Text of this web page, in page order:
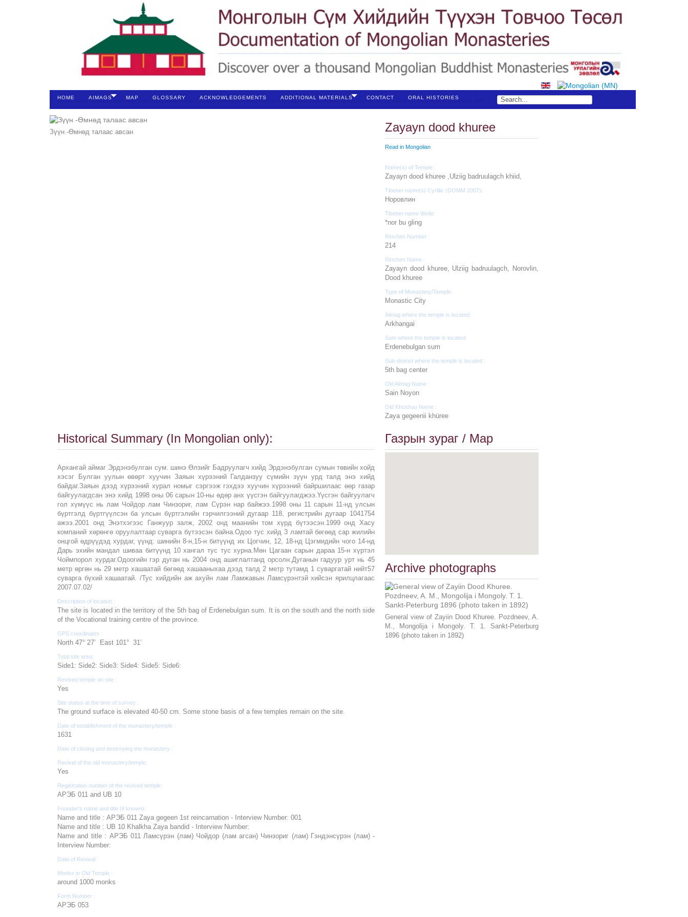
HOME AIMAGS MAP GLOSSARY ACKNOWLEDGEMENTS ADDITIONAL MATERIALS CONTACT ORAL HISTORIES
Зүүн -Өмнөд талаас авсан Zayayn dood khuree
Read in Mongolian
Name(s) of Temple :
Zayayn dood khuree ,Ulziig badruulagch khiid,
Tibetan name(s) Cyrillic (DOMM 2007):
Норовлин
Tibetan name Wylie:
*nor bu gling
Rinchen Number :
214
Rinchen Name :
Zayayn dood khuree, Ulziig badruulagch, Norovlin,
Dood khuree
Type of Monastery/Temple:
Monastic City
Aimag where the temple is located:
Arkhangai
Sum where the temple is located:
Erdenebulgan sum
Sub-district where the temple is located :
5th bag center
Old Aimag Name :
Sain Noyon
Old Khoshuu Name :
Zaya gegeenii khüree
Historical Summary (In Mongolian only):
Архангай аймаг Эрдэнэбулган сум. шинэ Өлзийг Бадруулагч хийд Эрдэнэбулган сумын төвийн хойд
хэсэг Булган уулын өвөрт хуучин Заяын хүрээний Галданзуу сүмийн зүүн урд талд энэ хийд
байдаг.Заяын дээд хүрээний хурал номыг сэргээж гэхдээ хуучин хүрээний байршилаас өөр газар
байгуулагдсан энэ хийд 1998 оны 06 сарын 10-ны өдөр анх үүсгэн байгуулагджээ.Үүсгэн байгуулагч
гол хүмүүс нь лам Чойдор лам Чинзориг, лам Сүрэн нар байжээ.1998 оны 11 сарын 11-нд улсын
бүртгэлд бүртгүүлсэн ба улсын бүртгэлийн гэрчилгээний дугаар 118, регистрийн дугаар 1041754
ажээ.2001 онд Энэтхэгээс Ганжуур залж, 2002 онд маанийн том хүрд бүтээсэн.1999 онд Хасу
компаний хөрөнгө оруулалтаар суварга бүтээсэн байна.Одоо тус хийд 3 ламтай бөгөөд сар жилийн
онцгой өдрүүдэд хурдаг, үүнд: шинийн 8-н,15-н битүүнд их Цогчин, 12, 18-нд Цэгмидийн чого 14-нд
Дарь эхийн мандал шиваа битүүнд 10 хангал тус тус хурна.Мөн Цагаан сарын дараа 15-н хүртэл
Чоймпорол хурдаг.Одоогийн гэр дуган нь 2004 онд ашиглалтанд орсолн.Дуганын гадуур урт нь 45
метр өргөн нь 29 метр хашаатай бөгөөд хашааныхаа дээд талд 2 метр тутамд 1 суваргатай нийт57
суварга бүхий хашаатай. /Тус хийдийн аж ахуйн лам Ламжавын Ламсүрэнтэй хийсэн ярилцлагаас
2007.07.02/
Description of location :
The site is located in the territory of the 5th bag of Erdenebulgan sum. It is on the south and the north side
of the Vocational training centre of the province.
GPS coordinates :
North 47° 27’ East 101° 31’
Total site area:
Side1: Side2: Side3: Side4: Side5: Side6:
Revived temple on site :
Yes
Site status at the time of survey :
The ground surface is elevated 40-50 cm. Some stone basis of a few temples remain on the site.
Date of establishment of the monastery/temple :
1631
Date of closing and destroying the monastery :
Revival of the old monastery/temple:
Yes
Registration number of the revived temple:
АРЭБ 011 and UB 10
Founder's name and title (if known):
Name and title : АРЭБ 011 Zaya gegeen 1st reincarnation - Interview Number: 001
Name and title : UB 10 Khalkha Zaya bandid - Interview Number:
Name and title : АРЭБ 011 Ламсүрэн (лам) Чойдор (лам агсан) Чинзориг (лам) Гэндэнсүрэн (лам) -
Interview Number:
Date of Revival:
Monks in Old Temple :
around 1000 monks
Form Number :
АРЭБ 053
Газрын зураг / Map
Archive photographs
General view of Zayiin Dood Khuree. Pozdneev, A.
M., Mongolija i Mongoly. T. 1. Sankt-Peterburg
1896 (photo taken in 1892)